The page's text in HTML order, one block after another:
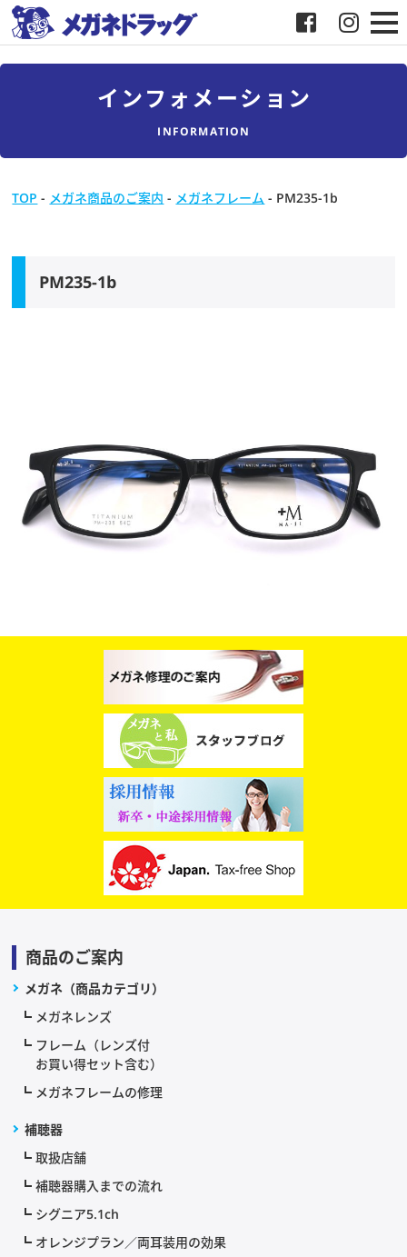
メガネドラッグについて
インフォメーション
INFORMATION
TOP - メガネ商品のご案内 - メガネフレーム - PM235-1b
PM235-1b
商品のご案内
メガネ（商品カテゴリ）
メガネレンズ
フレーム（レンズ付
お買い得セット含む）
メガネフレームの修理
補聴器
取扱店舗
補聴器購入までの流れ
シグニア5.1ch
オレンジプラン／両耳装用の効果